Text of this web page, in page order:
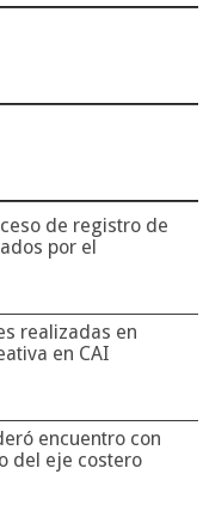
de registro de
por el
realizadas en
en CAI
encuentro con
del eje costero